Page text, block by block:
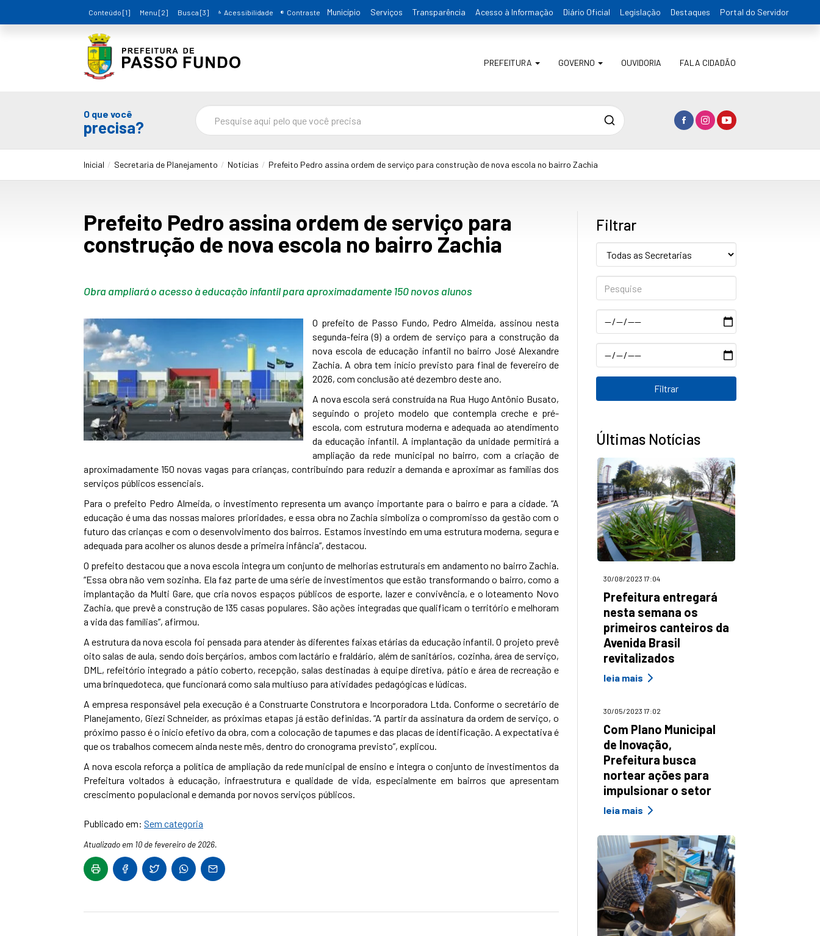
Conteúdo [1] Menu [2] Busca [3] Acessibilidade Contraste Município Serviços Transparência Acesso à Informação Diário Oficial Legislação Destaques Portal do Servidor
PREFEITURA GOVERNO OUVIDORIA FALA CIDADÃO
O que você
precisa? Pesquisa
Inicial Secretaria de Planejamento Notícias Prefeito Pedro assina ordem de serviço para construção de nova escola no bairro Zachia
Prefeito Pedro assina ordem de serviço para
construção de nova escola no bairro Zachia
Obra ampliará o acesso à educação infantil para aproximadamente 150 novos alunos
O prefeito de Passo Fundo, Pedro Almeida, assinou nesta
segunda-feira (9) a ordem de serviço para a construção da
nova escola de educação infantil no bairro José Alexandre
Zachia. A obra tem início previsto para final de fevereiro de
2026, com conclusão até dezembro deste ano.
A nova escola será construída na Rua Hugo Antônio Busato,
seguindo o projeto modelo que contempla creche e pré-
escola, com estrutura moderna e adequada ao atendimento
da educação infantil. A implantação da unidade permitirá a
ampliação da rede municipal no bairro, com a criação de
aproximadamente 150 novas vagas para crianças, contribuindo para reduzir a demanda e aproximar as famílias dos
serviços públicos essenciais.
Para o prefeito Pedro Almeida, o investimento representa um avanço importante para o bairro e para a cidade. “A
educação é uma das nossas maiores prioridades, e essa obra no Zachia simboliza o compromisso da gestão com o
futuro das crianças e com o desenvolvimento dos bairros. Estamos investindo em uma estrutura moderna, segura e
adequada para acolher os alunos desde a primeira infância”, destacou.
O prefeito destacou que a nova escola integra um conjunto de melhorias estruturais em andamento no bairro Zachia.
“Essa obra não vem sozinha. Ela faz parte de uma série de investimentos que estão transformando o bairro, como a
implantação da Multi Gare, que cria novos espaços públicos de esporte, lazer e convivência, e o loteamento Novo
Zachia, que prevê a construção de 135 casas populares. São ações integradas que qualificam o território e melhoram
a vida das famílias”, afirmou.
A estrutura da nova escola foi pensada para atender às diferentes faixas etárias da educação infantil. O projeto prevê
oito salas de aula, sendo dois berçários, ambos com lactário e fraldário, além de sanitários, cozinha, área de serviço,
DML, refeitório integrado a pátio coberto, recepção, salas destinadas à equipe diretiva, pátio e área de recreação e
uma brinquedoteca, que funcionará como sala multiuso para atividades pedagógicas e lúdicas.
A empresa responsável pela execução é a Construarte Construtora e Incorporadora Ltda. Conforme o secretário de
Planejamento, Giezi Schneider, as próximas etapas já estão definidas. “A partir da assinatura da ordem de serviço, o
próximo passo é o início efetivo da obra, com a colocação de tapumes e das placas de identificação. A expectativa é
que os trabalhos comecem ainda neste mês, dentro do cronograma previsto”, explicou.
A nova escola reforça a política de ampliação da rede municipal de ensino e integra o conjunto de investimentos da
Prefeitura voltados à educação, infraestrutura e qualidade de vida, especialmente em bairros que apresentam
crescimento populacional e demanda por novos serviços públicos.
Publicado em: Sem categoria
Atualizado em 10 de fevereiro de 2026.
Filtrar
Data
Data
Últimas Notícias
30/08/2023 17:04
Prefeitura entregará
nesta semana os
primeiros canteiros da
Avenida Brasil
revitalizados
leia mais
30/05/2023 17:02
Com Plano Municipal
de Inovação,
Prefeitura busca
nortear ações para
impulsionar o setor
leia mais